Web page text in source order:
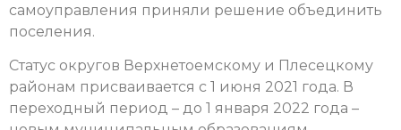
самоуправления приняли решение объединить
поселения.
Статус округов Верхнетоемскому и Плесецкому
районам присваивается с 1 июня 2021 года. В
переходный период – до 1 января 2022 года –